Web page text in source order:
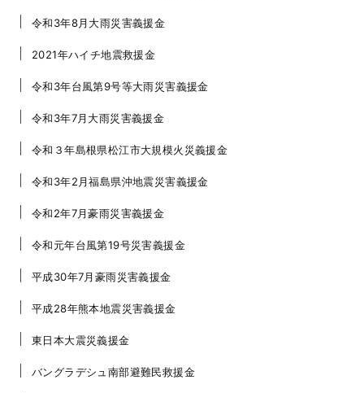
令和3年8月大雨災害義援金
2021年ハイチ地震救援金
令和3年台風第9号等大雨災害義援金
令和3年7月大雨災害義援金
令和３年島根県松江市大規模火災義援金
令和3年2月福島県沖地震災害義援金
令和2年7月豪雨災害義援金
令和元年台風第19号災害義援金
平成30年7月豪雨災害義援金
平成28年熊本地震災害義援金
東日本大震災義援金
バングラデシュ南部避難民救援金